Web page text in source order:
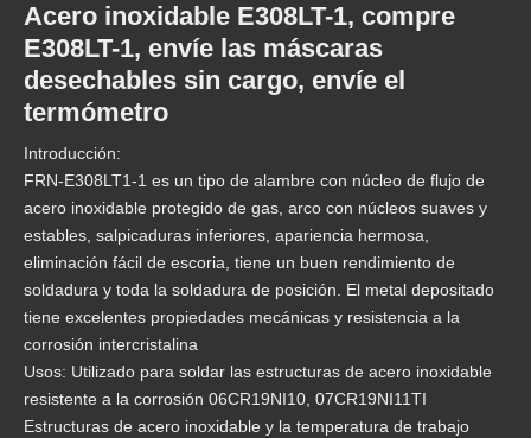
Alambre de soldadura con núcleo fundente de acero inoxidable E309LT-1, compre máscaras desechables de envío de alambre sin cargo E309LT-1 Cable de soldadura con flujo de acero inoxidable, compre alambre envíe máscaras desechables sin cargo
Acero inoxidable E308LT-1, compre
E308LT-1, envíe las máscaras
desechables sin cargo, envíe el
termómetro
Introducción:
FRN-E308LT1-1 es un tipo de alambre con núcleo de flujo de
acero inoxidable protegido de gas, arco con núcleos suaves y
estables, salpicaduras inferiores, apariencia hermosa,
eliminación fácil de escoria, tiene un buen rendimiento de
soldadura y toda la soldadura de posición. El metal depositado
tiene excelentes propiedades mecánicas y resistencia a la
corrosión intercristalina
Usos: Utilizado para soldar las estructuras de acero inoxidable
resistente a la corrosión 06CR19NI10, 07CR19NI11TI
Estructuras de acero inoxidable y la temperatura de trabajo